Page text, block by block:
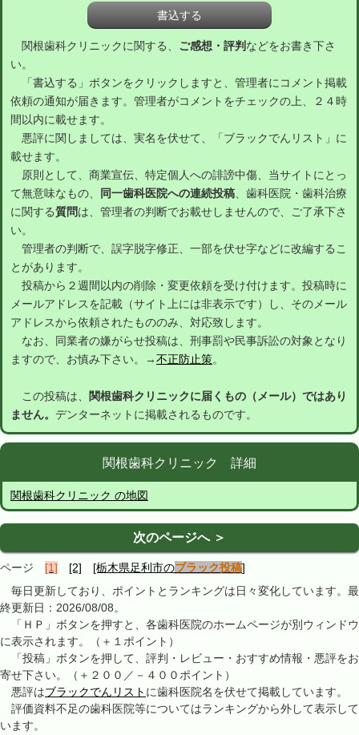
関根歯科クリニックに関する、 ご感想・評判 などをお書き下さ
い。
「書込する」ボタンをクリックしますと、管理者にコメント掲載
依頼の通知が届きます。管理者がコメントをチェックの上、２４時
間以内に載せます。
悪評に関しましては、実名を伏せて、「ブラックでんリスト」に
載せます。
原則として、商業宣伝、特定個人への誹謗中傷、当サイトにとっ
て無意味なもの、
同一歯科医院への連続投稿、歯科医院・歯科治療
に関する質問は、管理者の判断でお載せしませんので、ご了承下さ
い。
管理者の判断で、誤字脱字修正、一部を伏せ字などに改編するこ
とがあります。
投稿から２週間以内の削除・変更依頼を受け付けます。投稿時に
メールアドレスを記載（サイト上には非表示です）し、そのメール
アドレスから依頼されたもののみ、対応致します。
なお、同業者の嫌がらせ投稿は、刑事罰や民事訴訟の対象となり
ますので、お慎み下さい。→不正防止策。
この投稿は、
関根歯科クリニックに届くもの（メール）ではあり
ません。 デンターネットに掲載されるものです。
関根歯科クリニック 詳細
関根歯科クリニック の地図
次のページへ ＞
ページ [1] [2] [栃木県足利市のブラック投稿]
毎日更新しており、ポイントとランキングは日々変化しています。最
終更新日：2026/08/08。
「ＨＰ」ボタンを押すと、各歯科医院のホームページが別ウィンドウ
に表示されます。（＋１ポイント）
「投稿」ボタンを押して、評判・レビュー・おすすめ情報・悪評をお
寄せ下さい。（＋２００／－４００ポイント）
悪評はブラックでんリスト に歯科医院名を伏せて掲載しています。
評価資料不足の歯科医院等についてはランキングから外して表示して
います。